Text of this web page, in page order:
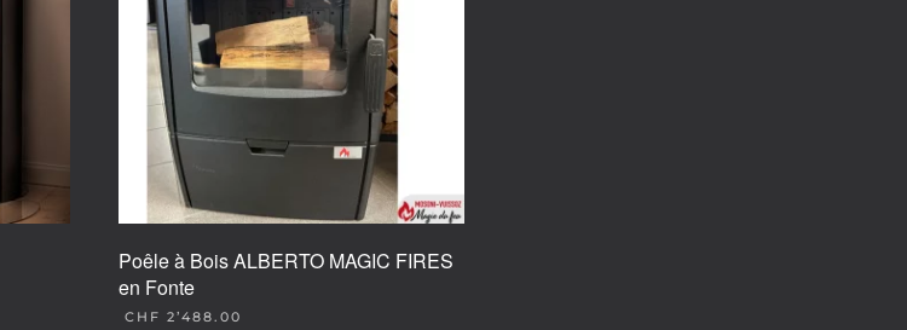
Poêle à Bois ALBERTO MAGIC FIRES
en Fonte
CHF 2’488.00